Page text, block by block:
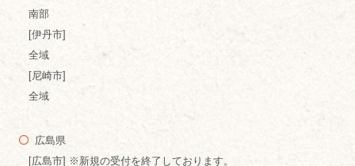
南部
[伊丹市]
全域
[尼崎市]
全域
広島県
[広島市] ※新規の受付を終了しております。